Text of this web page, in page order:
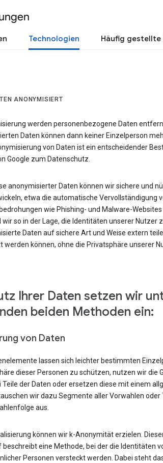
Technologien Häufig gestellte
ANONYMISIERT
werden personenbezogene Daten
Daten können dann keiner Einzelperson
von Daten ist ein entscheidender
Google zum Datenschutz.
anonymisierter Daten können wir sichere und
etwa die automatische Vervollständigung
wie Phishing- und Malware-
wir so in der Lage, die Identitäten unserer Nutzer
Daten auf sichere Art und Weise extern
werden können, ohne die Privatsphäre unserer
Ihrer Daten setzen wir
beiden Methoden ein:
von Daten
lassen sich leichter bestimmten
dieser Personen zu schützen, nutzen wir die
der Daten oder ersetzen diese mit einem
wir dazu Segmente aller Vorwahlen
aus.
können wir k-Anonymität erzielen.
eine Methode, bei der die Identitäten
Personen versteckt werden. Dabei steht